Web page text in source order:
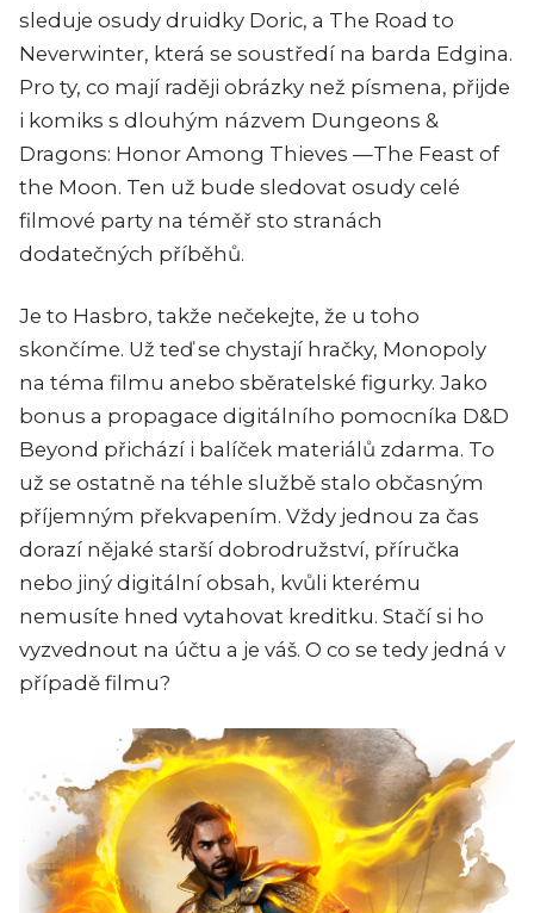
sleduje osudy druidky Doric, a The Road to
Neverwinter, která se soustředí na barda Edgina.
Pro ty, co mají raději obrázky než písmena, přijde
i komiks s dlouhým názvem Dungeons &
Dragons: Honor Among Thieves —The Feast of
the Moon. Ten už bude sledovat osudy celé
filmové party na téměř sto stranách
dodatečných příběhů.
Je to Hasbro, takže nečekejte, že u toho
skončíme. Už teď se chystají hračky, Monopoly
na téma filmu anebo sběratelské figurky. Jako
bonus a propagace digitálního pomocníka D&D
Beyond přichází i balíček materiálů zdarma. To
už se ostatně na téhle službě stalo občasným
příjemným překvapením. Vždy jednou za čas
dorazí nějaké starší dobrodružství, příručka
nebo jiný digitální obsah, kvůli kterému
nemusíte hned vytahovat kreditku. Stačí si ho
vyzvednout na účtu a je váš. O co se tedy jedná v
případě filmu?